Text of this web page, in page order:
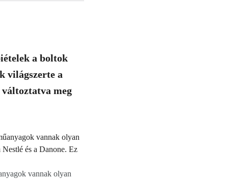
a boltok
világszerte a
meg
vannak olyan